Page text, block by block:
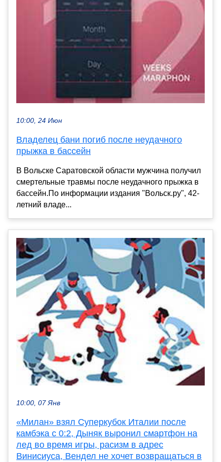
10:00, 24 Июн
Владелец бани погиб после неудачного
прыжка в бассейн
В Вольске Саратовской области мужчина получил
смертельные травмы после неудачного прыжка в
бассейн.По информации издания "Вольск.ру", 42-
летний владе...
10:00, 07 Янв
«Милан» взял Суперкубок Италии после
камбэка с 0:2, Дыняк выронил смартфон на
лед во время игры, расизм в адрес
Винисиуса, Вендел не хочет возвращаться в